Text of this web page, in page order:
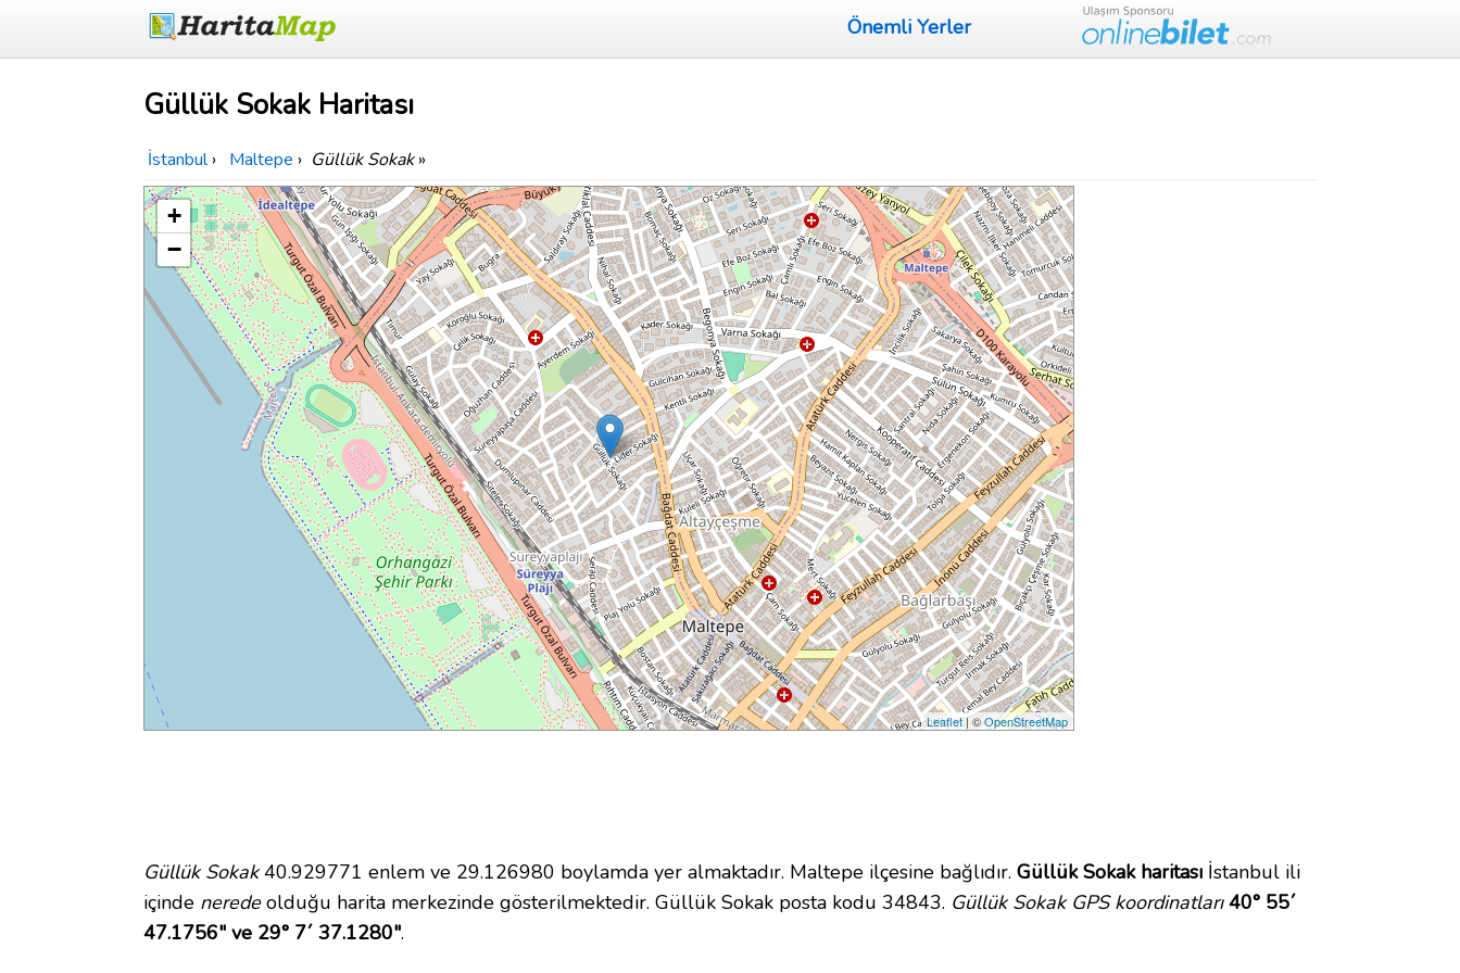
Önemli Yerler
Güllük Sokak Haritası
İstanbul › Maltepe › Güllük Sokak»
+
−
Leaflet| ©OpenStreetMap
Güllük Sokak40.929771 enlem ve 29.126980 boylamda yer almaktadır. Maltepe ilçesine bağlıdır. Güllük Sokak haritası İstanbul ili
içinde neredeolduğu harita merkezinde gösterilmektedir. Güllük Sokak posta kodu 34843. Güllük Sokak GPS koordinatları 40° 55´
47.1756" ve 29° 7´ 37.1280".